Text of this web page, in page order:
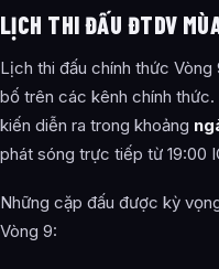
LỊCH THI ĐẤU ĐTDV
Lịch thi đấu chính thức
bố trên các kênh chính
kiến diễn ra trong khoảng
phát sóng trực tiếp từ 19:00
Những cặp đấu được kỳ
Vòng 9: